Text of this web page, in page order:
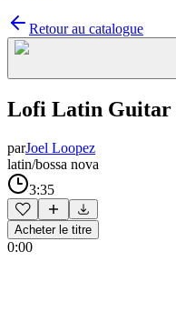
Retour au catalogue
Lofi Latin Guitar
parJoel Loopez
latin/bossa nova
3:35
Acheter le titre
0:00